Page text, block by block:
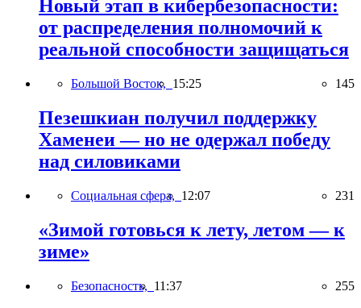
Новый этап в кибербезопасности:
от распределения полномочий к
реальной способности защищаться
Большой Восток, 15:25 145
Пезешкиан получил поддержку
Хаменеи — но не одержал победу
над силовиками
Социальная сфера, 12:07 231
«Зимой готовься к лету, летом — к
зиме»
Безопасность, 11:37 255